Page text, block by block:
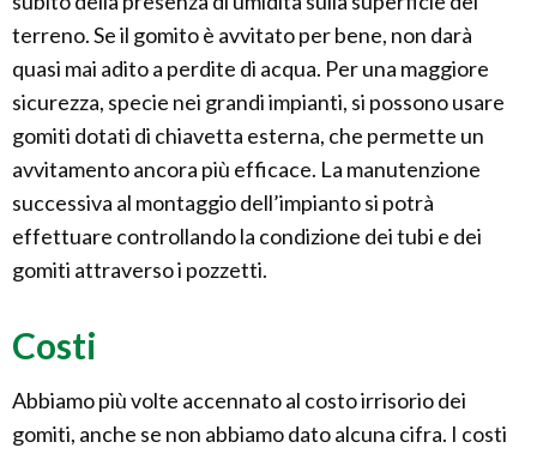
terreno. Se il gomito è avvitato per bene, non darà
quasi mai adito a perdite di acqua. Per una maggiore
sicurezza, specie nei grandi impianti, si possono usare
gomiti dotati di chiavetta esterna, che permette un
avvitamento ancora più efficace. La manutenzione
successiva al montaggio dell’impianto si potrà
effettuare controllando la condizione dei tubi e dei
gomiti attraverso i pozzetti.
Costi
Abbiamo più volte accennato al costo irrisorio dei
gomiti, anche se non abbiamo dato alcuna cifra. I costi